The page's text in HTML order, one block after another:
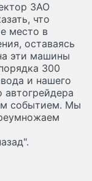
ЗАО
что
место в
оставаясь
эти машины
300
и нашего
автогрейдера
событием. Мы